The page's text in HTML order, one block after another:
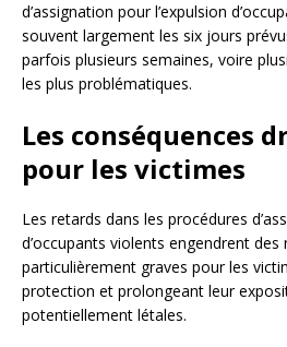
d’assignation pour l’expulsion
souvent largement les six jours
parfois plusieurs semaines, voire
les plus problématiques.
Les conséquences
pour les victimes
Les retards dans les procédures
d’occupants violents engendrent des
particulièrement graves pour les
protection et prolongeant leur
potentiellement létales.